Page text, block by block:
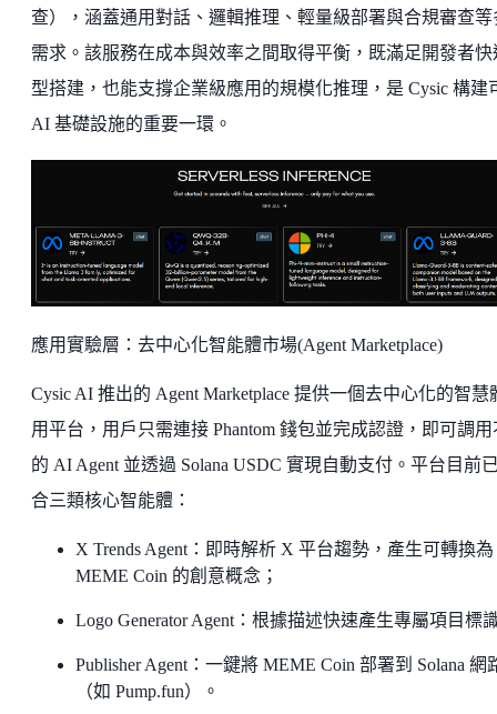
查），涵蓋通用對話、邏輯推理、輕量級部署與合規審查等
需求。該服務在成本與效率之間取得平衡，既滿足開發者快
型搭建，也能支撐企業級應用的規模化推理，是 Cysic 構建
AI 基礎設施的重要一環。
應用實驗層：去中心化智能體市場(Agent Marketplace)
Cysic AI 推出的 Agent Marketplace 提供一個去中心化的智慧
用平台，用戶只需連接 Phantom 錢包並完成認證，即可調用
的 AI Agent 並透過 Solana USDC 實現自動支付。平台目前
合三類核心智能體：
X Trends Agent：即時解析 X 平台趨勢，產生可轉換為
MEME Coin 的創意概念；
Logo Generator Agent：根據描述快速產生專屬項目標
Publisher Agent：一鍵將 MEME Coin 部署到 Solana 網
（如 Pump.fun）。